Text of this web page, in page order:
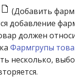
(Добавить
добавление
должен
Фармгрупы
несколько,